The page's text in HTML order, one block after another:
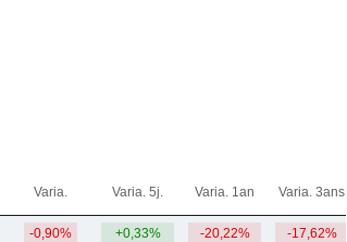
Varia. Varia. 5j. Varia. 1an Varia. 3ans
-0,90% +0,33% -20,22% -17,62%